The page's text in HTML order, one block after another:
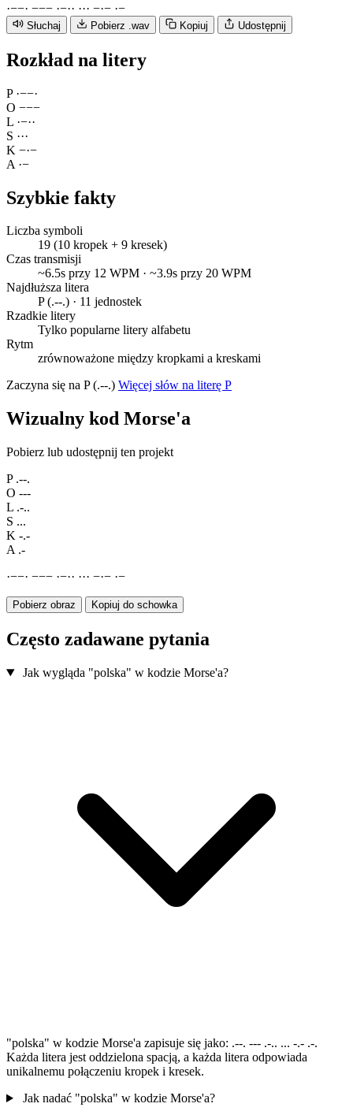
·−−· −−− ·−·· ··· −·− ·−
Słuchaj Pobierz .wav Kopiuj Udostępnij
Rozkład na litery
P ·−−·
O −−−
L ·−··
S ···
K −·−
A ·−
Szybkie fakty
Liczba symboli
19 (10 kropek + 9 kresek)
Czas transmisji
~6.5s przy 12 WPM · ~3.9s przy 20 WPM
Najdłuższa litera
P (.--.) · 11 jednostek
Rzadkie litery
Tylko popularne litery alfabetu
Rytm
zrównoważone między kropkami a kreskami
Zaczyna się na P (.--.) Więcej słów na literę P
Wizualny kod Morse'a
Pobierz lub udostępnij ten projekt
P .--.
O ---
L .-..
S ...
K -.-
A .-
·−−· −−− ·−·· ··· −·− ·−
Pobierz obraz Kopiuj do schowka
Często zadawane pytania
Jak wygląda "polska" w kodzie Morse'a?
"polska" w kodzie Morse'a zapisuje się jako: .--. --- .-.. ... -.- .-.
Każda litera jest oddzielona spacją, a każda litera odpowiada
unikalnemu połączeniu kropek i kresek.
Jak nadać "polska" w kodzie Morse'a?